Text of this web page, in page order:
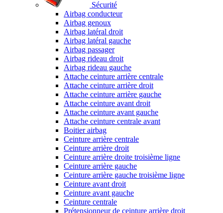
Sécurité
Airbag conducteur
Airbag genoux
Airbag latéral droit
Airbag latéral gauche
Airbag passager
Airbag rideau droit
Airbag rideau gauche
Attache ceinture arrière centrale
Attache ceinture arrière droit
Attache ceinture arrière gauche
Attache ceinture avant droit
Attache ceinture avant gauche
Attache ceinture centrale avant
Boitier airbag
Ceinture arrière centrale
Ceinture arrière droit
Ceinture arrière droite troisième ligne
Ceinture arrière gauche
Ceinture arrière gauche troisième ligne
Ceinture avant droit
Ceinture avant gauche
Ceinture centrale
Prétensionneur de ceinture arrière droit